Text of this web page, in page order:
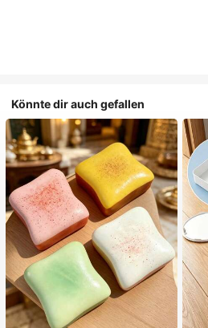
Könnte dir auch gefallen